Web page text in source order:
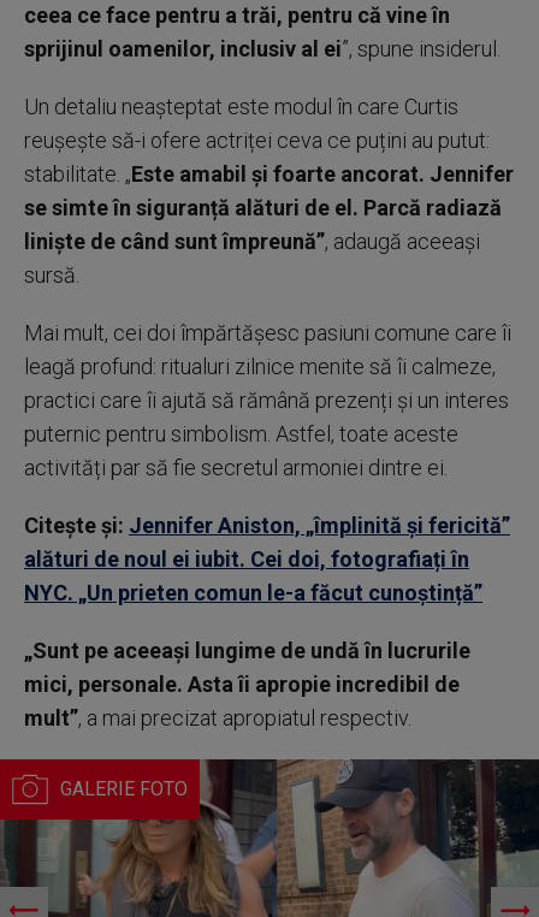
ceea ce face pentru a trăi, pentru că vine în
sprijinul oamenilor, inclusiv al ei”, spune insiderul.
Un detaliu neașteptat este modul în care Curtis
reușește să-i ofere actriței ceva ce puțini au putut:
stabilitate. „Este amabil și foarte ancorat. Jennifer
se simte în siguranță alături de el. Parcă radiază
liniște de când sunt împreună”, adaugă aceeași
sursă.
Mai mult, cei doi împărtășesc pasiuni comune care îi
leagă profund: ritualuri zilnice menite să îi calmeze,
practici care îi ajută să rămână prezenți și un interes
puternic pentru simbolism. Astfel, toate aceste
activități par să fie secretul armoniei dintre ei.
Citește și: Jennifer Aniston, „împlinită și fericită”
alături de noul ei iubit. Cei doi, fotografiați în
NYC. „Un prieten comun le-a făcut cunoștință”
„Sunt pe aceeași lungime de undă în lucrurile
mici, personale. Asta îi apropie incredibil de
mult”, a mai precizat apropiatul respectiv.